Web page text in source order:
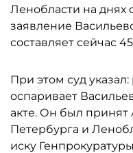
Ленобласти на днях
заявление
составляет сейчас
При этом суд
оспаривает
акте. Он был
Петербурга и
иску